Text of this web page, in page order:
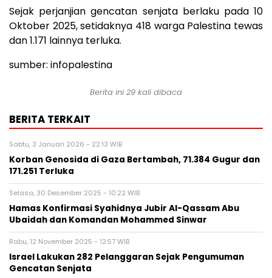
Sejak perjanjian gencatan senjata berlaku pada 10
Oktober 2025, setidaknya 418 warga Palestina tewas
dan 1.171 lainnya terluka.
sumber: infopalestina
Berita ini 29 kali dibaca
BERITA TERKAIT
Sabtu, 3 Januari 2026 - 22:13 WIB
Korban Genosida di Gaza Bertambah, 71.384 Gugur dan
171.251 Terluka
Selasa, 30 Desember 2025 - 10:22 WIB
Hamas Konfirmasi Syahidnya Jubir Al-Qassam Abu
Ubaidah dan Komandan Mohammed Sinwar
Rabu, 12 November 2025 - 12:57 WIB
Israel Lakukan 282 Pelanggaran Sejak Pengumuman
Gencatan Senjata